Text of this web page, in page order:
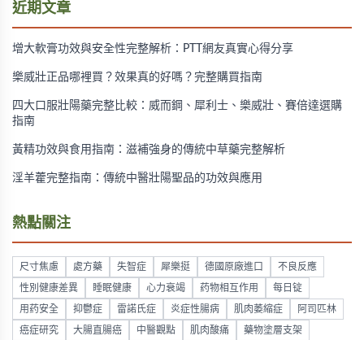
近期文章
增大軟膏功效與安全性完整解析：PTT網友真實心得分享
樂威壯正品哪裡買？效果真的好嗎？完整購買指南
四大口服壯陽藥完整比較：威而鋼、犀利士、樂威壯、賽倍達選購
指南
黃精功效與食用指南：滋補強身的傳統中草藥完整解析
淫羊藿完整指南：傳統中醫壯陽聖品的功效與應用
熱點關注
尺寸焦慮 處方藥 失智症 犀樂挺 德國原廠進口 不良反應
性別健康差異 睡眠健康 心力衰竭 药物相互作用 每日锭
用药安全 抑鬱症 雷諾氏症 炎症性腸病 肌肉萎縮症 阿司匹林
癌症研究 大腸直腸癌 中醫觀點 肌肉酸痛 藥物塗層支架